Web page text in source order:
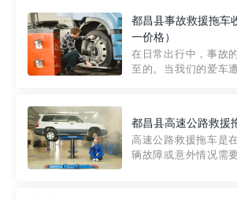
都昌县事故救援拖车
一价格）
在日常出行中，事故
至的。当我们的爱车
细解析一下市区事故
准，以及在选用拖车服
都昌县高速公路救援
高速公路救援拖车是
辆故障或意外情况需